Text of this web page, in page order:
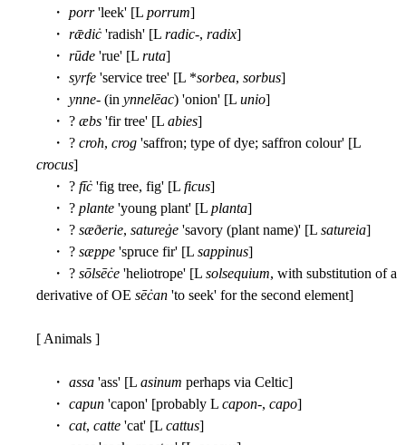
・ porr'leek' [L porrum]
・ rǣdiċ 'radish' [L radic-, radix]
・ rūde 'rue' [L ruta]
・ syrfe 'service tree' [L *sorbea, sorbus]
・ ynne- (in ynnelēac) 'onion' [L unio]
・ ? æbs 'fir tree' [L abies]
・ ? croh, crog 'saffron; type of dye; saffron colour' [L
crocus]
・ ? fīċ 'fig tree, fig' [L ficus]
・ ? plante 'young plant' [L planta]
・ ? sæðerie, satureġe 'savory (plant name)' [L satureia]
・ ? sæppe 'spruce fir' [L sappinus]
・ ? sōlsēċe 'heliotrope' [L solsequium, with substitution of a
derivative of OE sēċan 'to seek' for the second element]
[ Animals ]
・ assa 'ass' [L asinum perhaps via Celtic]
・ capun 'capon' [probably L capon-, capo]
・ cat, catte 'cat' [L cattus]